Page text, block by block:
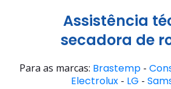
Assistência
secadora de
Para as marcas: Brastemp -
Electrolux- LG -